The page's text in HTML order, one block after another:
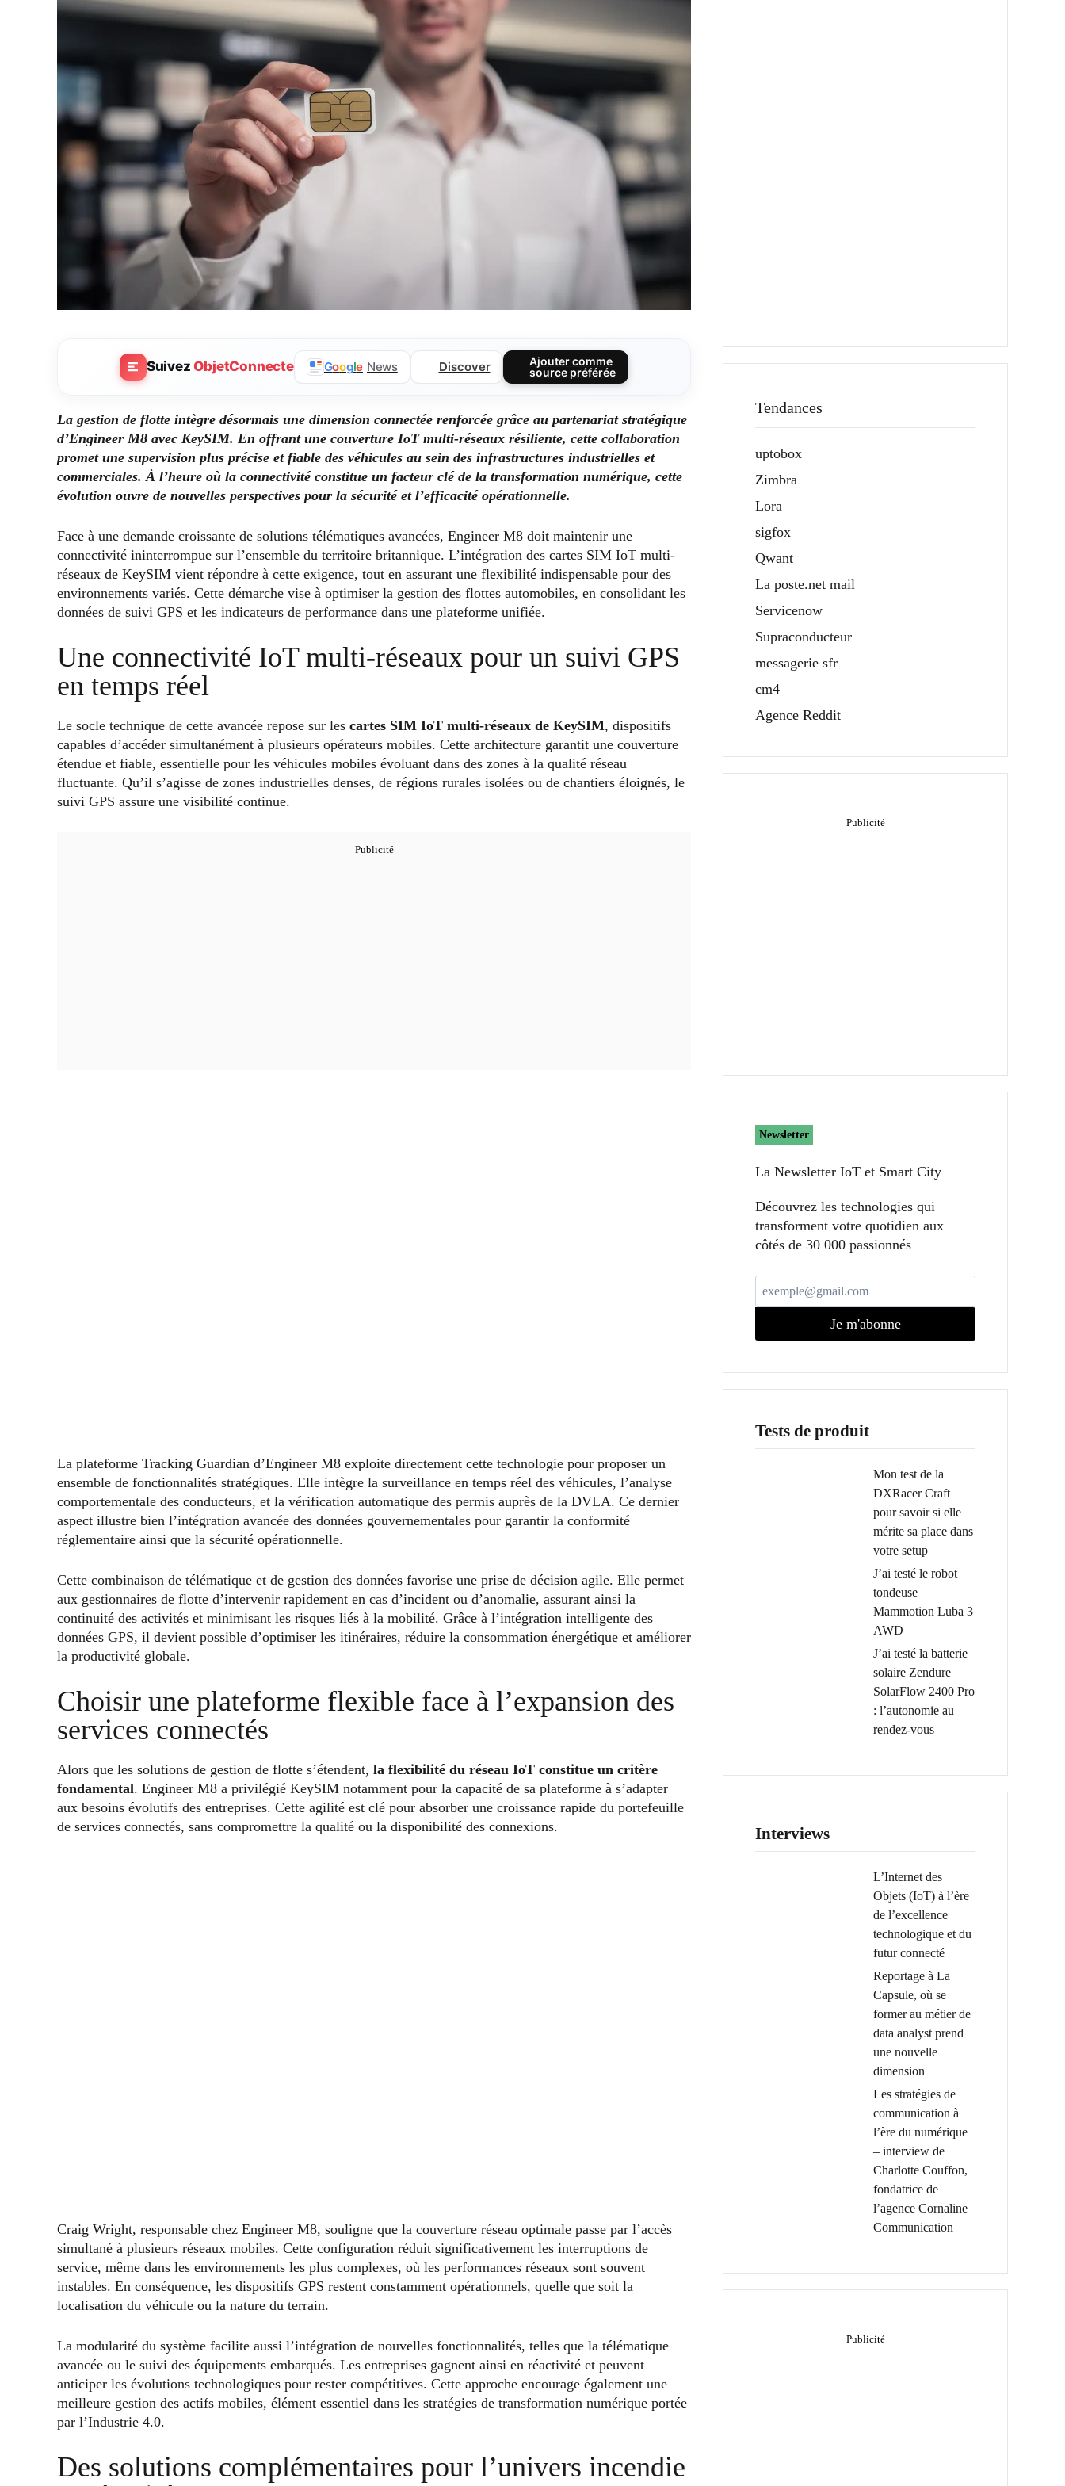
SuivezObjetConnecte Google News Discover
Ajouter comme
source préférée
La gestion de flotte intègre désormais une dimension connectée renforcée grâce au partenariat stratégique
d’Engineer M8 avec KeySIM. En offrant une couverture IoT multi-réseaux résiliente, cette collaboration
promet une supervision plus précise et fiable des véhicules au sein des infrastructures industrielles et
commerciales. À l’heure où la connectivité constitue un facteur clé de la transformation numérique, cette
évolution ouvre de nouvelles perspectives pour la sécurité et l’efficacité opérationnelle.
Face à une demande croissante de solutions télématiques avancées, Engineer M8 doit maintenir une
connectivité ininterrompue sur l’ensemble du territoire britannique. L’intégration des cartes SIM IoT multi-
réseaux de KeySIM vient répondre à cette exigence, tout en assurant une flexibilité indispensable pour des
environnements variés. Cette démarche vise à optimiser la gestion des flottes automobiles, en consolidant les
données de suivi GPS et les indicateurs de performance dans une plateforme unifiée.
Une connectivité IoT multi-réseaux pour un suivi GPS
en temps réel
Le socle technique de cette avancée repose sur les cartes SIM IoT multi-réseaux de KeySIM, dispositifs
capables d’accéder simultanément à plusieurs opérateurs mobiles. Cette architecture garantit une couverture
étendue et fiable, essentielle pour les véhicules mobiles évoluant dans des zones à la qualité réseau
fluctuante. Qu’il s’agisse de zones industrielles denses, de régions rurales isolées ou de chantiers éloignés, le
suivi GPS assure une visibilité continue.
La plateforme Tracking Guardian d’Engineer M8 exploite directement cette technologie pour proposer un
ensemble de fonctionnalités stratégiques. Elle intègre la surveillance en temps réel des véhicules, l’analyse
comportementale des conducteurs, et la vérification automatique des permis auprès de la DVLA. Ce dernier
aspect illustre bien l’intégration avancée des données gouvernementales pour garantir la conformité
réglementaire ainsi que la sécurité opérationnelle.
Cette combinaison de télématique et de gestion des données favorise une prise de décision agile. Elle permet
aux gestionnaires de flotte d’intervenir rapidement en cas d’incident ou d’anomalie, assurant ainsi la
continuité des activités et minimisant les risques liés à la mobilité. Grâce à l’intégration intelligente des
données GPS, il devient possible d’optimiser les itinéraires, réduire la consommation énergétique et améliorer
la productivité globale.
Choisir une plateforme flexible face à l’expansion des
services connectés
Alors que les solutions de gestion de flotte s’étendent, la flexibilité du réseau IoT constitue un critère
fondamental. Engineer M8 a privilégié KeySIM notamment pour la capacité de sa plateforme à s’adapter
aux besoins évolutifs des entreprises. Cette agilité est clé pour absorber une croissance rapide du portefeuille
de services connectés, sans compromettre la qualité ou la disponibilité des connexions.
Craig Wright, responsable chez Engineer M8, souligne que la couverture réseau optimale passe par l’accès
simultané à plusieurs réseaux mobiles. Cette configuration réduit significativement les interruptions de
service, même dans les environnements les plus complexes, où les performances réseaux sont souvent
instables. En conséquence, les dispositifs GPS restent constamment opérationnels, quelle que soit la
localisation du véhicule ou la nature du terrain.
La modularité du système facilite aussi l’intégration de nouvelles fonctionnalités, telles que la télématique
avancée ou le suivi des équipements embarqués. Les entreprises gagnent ainsi en réactivité et peuvent
anticiper les évolutions technologiques pour rester compétitives. Cette approche encourage également une
meilleure gestion des actifs mobiles, élément essentiel dans les stratégies de transformation numérique portée
par l’Industrie 4.0.
Des solutions complémentaires pour l’univers incendie
Tendances
uptobox
Zimbra
Lora
sigfox
Qwant
La poste.net mail
Servicenow
Supraconducteur
messagerie sfr
cm4
Agence Reddit
Newsletter
La Newsletter IoT et Smart City​
Découvrez les technologies qui
transforment votre quotidien aux
côtés de 30 000 passionnés
Je m'abonne
Tests de produit
Mon test de la
DXRacer Craft
pour savoir si elle
mérite sa place dans
votre setup
J’ai testé le robot
tondeuse
Mammotion Luba 3
AWD
J’ai testé la batterie
solaire Zendure
SolarFlow 2400 Pro
: l’autonomie au
rendez-vous
Interviews
L’Internet des
Objets (IoT) à l’ère
de l’excellence
technologique et du
futur connecté
Reportage à La
Capsule, où se
former au métier de
data analyst prend
une nouvelle
dimension
Les stratégies de
communication à
l’ère du numérique
– interview de
Charlotte Couffon,
fondatrice de
l’agence Cornaline
Communication